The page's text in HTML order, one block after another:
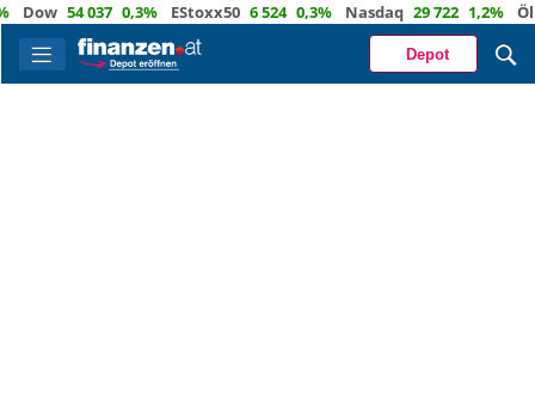
54 037 0,3% EStoxx50 6 524 0,3% Nasdaq 29 722 1,2% Öl
Depot